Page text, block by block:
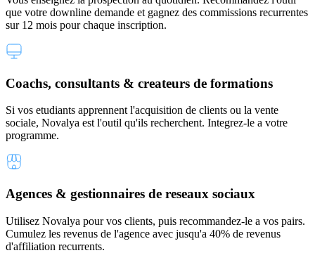
que votre downline demande et gagnez des commissions recurrentes
sur 12 mois pour chaque inscription.
Coachs, consultants & createurs de formations
Si vos etudiants apprennent l'acquisition de clients ou la vente
sociale, Novalya est l'outil qu'ils recherchent. Integrez-le a votre
programme.
Agences & gestionnaires de reseaux sociaux
Utilisez Novalya pour vos clients, puis recommandez-le a vos pairs.
Cumulez les revenus de l'agence avec jusqu'a 40% de revenus
d'affiliation recurrents.